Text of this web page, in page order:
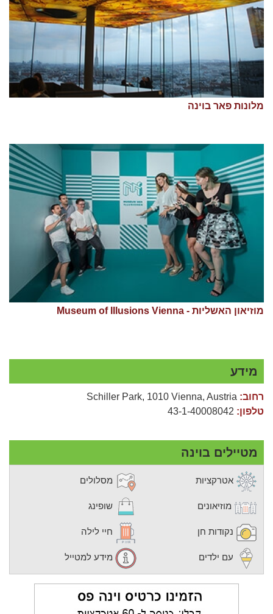
מלונות פאר בוינה
מוזיאון האשליות - Museum of Illusions Vienna
מידע
רחוב:
טלפון:
מטיילים בוינה
אטרקציות מסלולים
מוזיאונים שופינג
נקודות חן חיי לילה
עם ילדים מידע למטייל